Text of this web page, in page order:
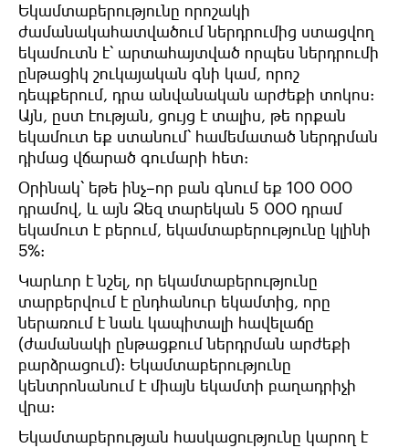
Եկամտաբերությունը որոշակի
ժամանակահատվածում ներդրումից ստացվող
եկամուտն է՝ արտահայտված որպես ներդրումի
ընթացիկ շուկայական գնի կամ, որոշ
դեպքերում, դրա անվանական արժեքի տոկոս:
Այն, ըստ էության, ցույց է տալիս, թե որքան
եկամուտ եք ստանում՝ համեմատած ներդրման
դիմաց վճարած գումարի հետ:
Օրինակ՝ եթե ինչ–որ բան գնում եք 100 000
դրամով , և այն Ձեզ տարեկան 5 000 դրամ
եկամուտ է բերում, եկամտաբերությունը կլինի
5%:
Կարևոր է նշել, որ եկամտաբերությունը
տարբերվում է ընդհանուր եկամտից, որը
ներառում է նաև կապիտալի հավելաճը
(ժամանակի ընթացքում ներդրման արժեքի
բարձրացում): Եկամտաբերությունը
կենտրոնանում է միայն եկամտի բաղադրիչի
վրա:
Եկամտաբերության հասկացությունը կարող է